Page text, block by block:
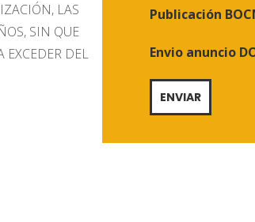
LAS
SIN QUE
EXCEDER DEL
Publicación
Envio anuncio